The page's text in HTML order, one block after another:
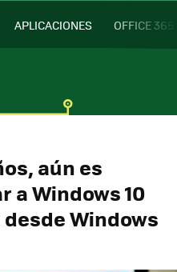
APLICACIONES OFFICE 365
aún es
a Windows 10
Windows